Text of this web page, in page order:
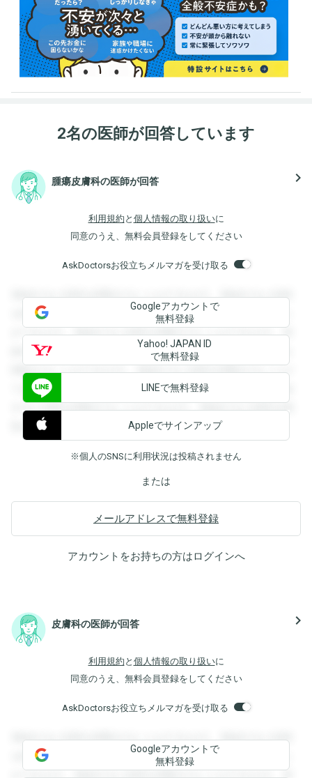
2名の医師が回答しています
腫瘍皮膚科の医師が回答 navigate_next
利用規約 と 個人情報の取り扱いに
同意のうえ、無料会員登録をしてください
AskDoctorsお役立ちメルマガを受け取る
登録すると回答を閲覧することができます。登録すると回答
を閲覧することができます。登録すると回答を閲覧すること
ができます。登録すると回答を閲覧することができます。登
録すると回答を閲覧することができます。登録すると回答を
閲覧することができます。登録すると回答を閲覧することが
できます。登録すると回答を閲覧することができます。登録
すると回答を閲覧することができます。登録すると回答を閲
覧することができます。
Googleアカウントで
無料登録
Yahoo! JAPAN ID
で無料登録
LINEで無料登録
Appleでサインアップ
※個人のSNSに利用状況は投稿されません
または
メールアドレスで無料登録
アカウントをお持ちの方はログインへ
皮膚科の医師が回答 navigate_next
利用規約 と 個人情報の取り扱いに
同意のうえ、無料会員登録をしてください
AskDoctorsお役立ちメルマガを受け取る
登録すると回答を閲覧することができます。登録すると回答
を閲覧することができます。登録すると回答を閲覧すること
ができます。登録すると回答を閲覧することができます。登
Googleアカウントで
無料登録